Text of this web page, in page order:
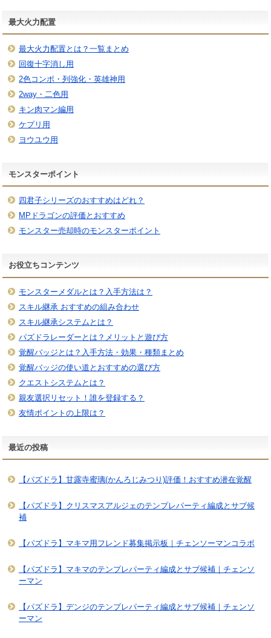
最大火力配置
最大火力配置とは？一覧まとめ
回復十字消し用
2色コンボ・列強化・英雄神用
2way・二色用
キン肉マン編用
ケプリ用
ヨウユウ用
モンスターポイント
四君子シリーズのおすすめはどれ？
MPドラゴンの評価とおすすめ
モンスター売却時のモンスターポイント
お役立ちコンテンツ
モンスターメダルとは？入手方法は？
スキル継承 おすすめの組み合わせ
スキル継承システムとは？
パズドラレーダーとは？メリットと遊び方
覚醒バッジとは？入手方法・効果・種類まとめ
覚醒バッジの使い道とおすすめの選び方
クエストシステムとは？
親友選択リセット！誰を登録する？
友情ポイントの上限は？
最近の投稿
【パズドラ】甘露寺蜜璃(かんろじみつり)評価！おすすめ潜在覚醒
【パズドラ】クリスマスアルジェのテンプレパーティ編成とサブ候
補
【パズドラ】マキマ用フレンド募集掲示板｜チェンソーマンコラボ
【パズドラ】マキマのテンプレパーティ編成とサブ候補｜チェンソ
ーマン
【パズドラ】デンジのテンプレパーティ編成とサブ候補｜チェンソ
ーマン